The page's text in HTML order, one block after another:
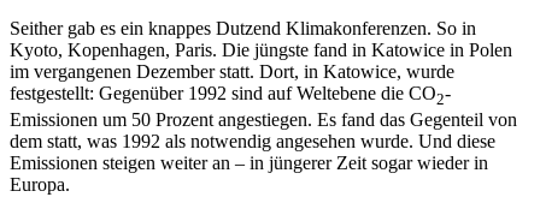
Seither gab es ein knappes Dutzend Klimakonferenzen. So in
Kyoto, Kopenhagen, Paris. Die jüngste fand in Katowice in Polen
im vergangenen Dezember statt. Dort, in Katowice, wurde
festgestellt: Gegenüber 1992 sind auf Weltebene die CO2-
Emissionen um 50 Prozent angestiegen. Es fand das Gegenteil von
dem statt, was 1992 als notwendig angesehen wurde. Und diese
Emissionen steigen weiter an – in jüngerer Zeit sogar wieder in
Europa.